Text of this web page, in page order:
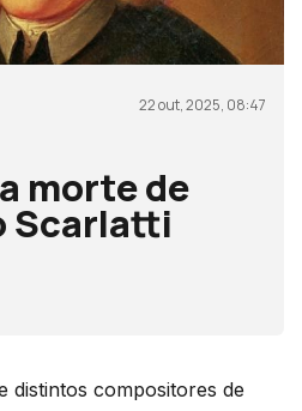
22 out, 2025, 08:47
morte de
Scarlatti
distintos compositores de